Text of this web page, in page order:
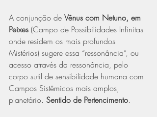
A conjunção de Vênus com Netuno, em
Peixes (Campo de Possibilidades Infinitas
onde residem os mais profundos
Mistérios) sugere essa “ressonância”, ou
acesso através da ressonância, pelo
corpo sutil de sensibilidade humana com
Campos Sistêmicos mais amplos,
planetário. Sentido de Pertencimento.